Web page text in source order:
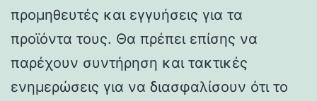
προμηθευτές και εγγυήσεις για τα
προϊόντα τους. Θα πρέπει επίσης να
παρέχουν συντήρηση και τακτικές
ενημερώσεις για να διασφαλίσουν ότι το